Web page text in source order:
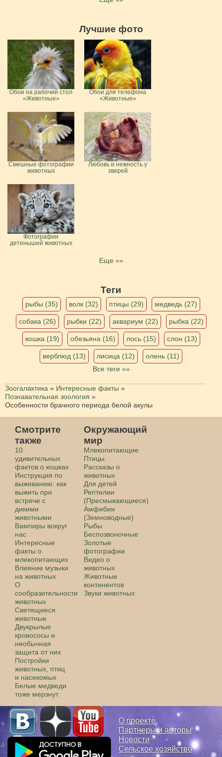
Лучшие фото
Обои на рабочий стол
«Животные»
Обои для телефона
«Животные»
Смешные фотографии
животных
Любовь и нежность у
зверей
Фотографии
детенышей животных
Еще »»
Теги
рыбы (35) волк (32) птицы (29) медведь (27)
собака (26) рыбки (22) аквариум (22) рыбка (22)
кошка (19) обезьяна (16) лось (15) слон (13)
верблюд (13) лисица (12)
олень (11)
Все теги »»
Зоогалактика » Интересные факты »
Познавательная зоология »
Особенности брачного периода белой акулы
Смотрите
также
10
удивительных
фактов о кошках
Инструкция по
выживанию: как
выжить при
встрече с
дикими
животными
Вампиры вокруг
нас
Интересные
факты о
млекопитающих
Влияние музыки
на животных
О
сообразительности
животных
Светящиеся
животные
Двукрылые
кровососы и
необычная
защита от них
Постройки
животных, птиц
и насекомых
Белые медведи
тоже мерзнут
Окружающий
мир
Млекопитающие
Птицы
Рассказы о
животных
Для детей
Рептилии
(Пресмыкающиеся)
Амфибии
(Земноводные)
Рыбы
Беспозвоночные
Золотые
фотографии
Видео о
животных
Животные
континентов
Звуки животных
О проекте
Партнеры и авторы
Новости
Сельское хозяйство